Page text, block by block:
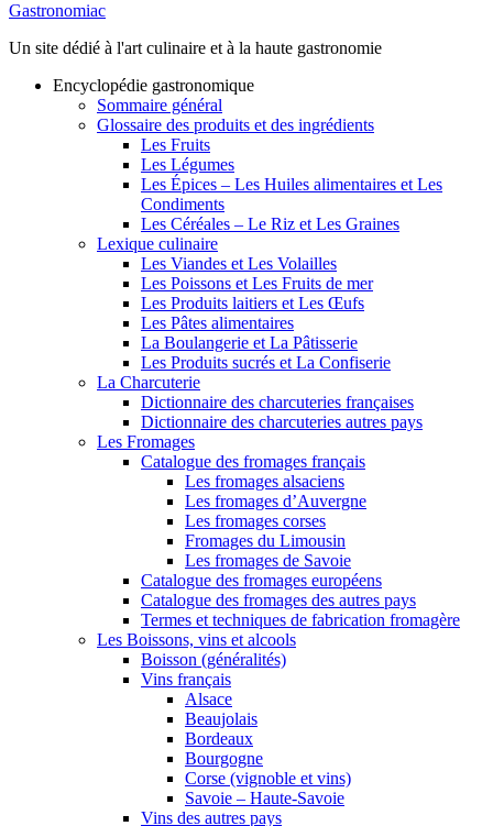
Gastronomiac
Un site dédié à l'art culinaire et à la haute gastronomie
Encyclopédie gastronomique
Sommaire général
Glossaire des produits et des ingrédients
Les Fruits
Les Légumes
Les Épices – Les Huiles alimentaires et Les
Condiments
Les Céréales – Le Riz et Les Graines
Lexique culinaire
Les Viandes et Les Volailles
Les Poissons et Les Fruits de mer
Les Produits laitiers et Les Œufs
Les Pâtes alimentaires
La Boulangerie et La Pâtisserie
Les Produits sucrés et La Confiserie
La Charcuterie
Dictionnaire des charcuteries françaises
Dictionnaire des charcuteries autres pays
Les Fromages
Catalogue des fromages français
Les fromages alsaciens
Les fromages d’Auvergne
Les fromages corses
Fromages du Limousin
Les fromages de Savoie
Catalogue des fromages européens
Catalogue des fromages des autres pays
Termes et techniques de fabrication fromagère
Les Boissons, vins et alcools
Boisson (généralités)
Vins français
Alsace
Beaujolais
Bordeaux
Bourgogne
Corse (vignoble et vins)
Savoie – Haute-Savoie
Vins des autres pays